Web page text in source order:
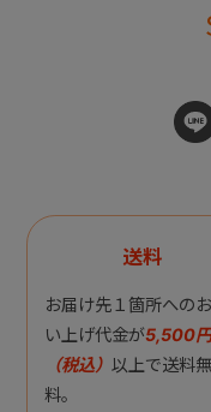
送料
お届け先１箇所への
い上げ代金が5,500円
（税込） 以上で送料無
料。